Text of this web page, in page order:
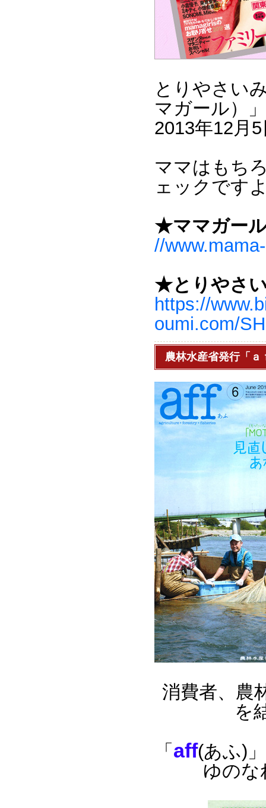
とりやさい
マガール）
2013年12月
ママはもち
ェックです
★ママガー
//
★とりやさ
https://
oumi.com/
農林水産省発行「ａ
消費者、農
を
「 aff(あふ)
ゆの